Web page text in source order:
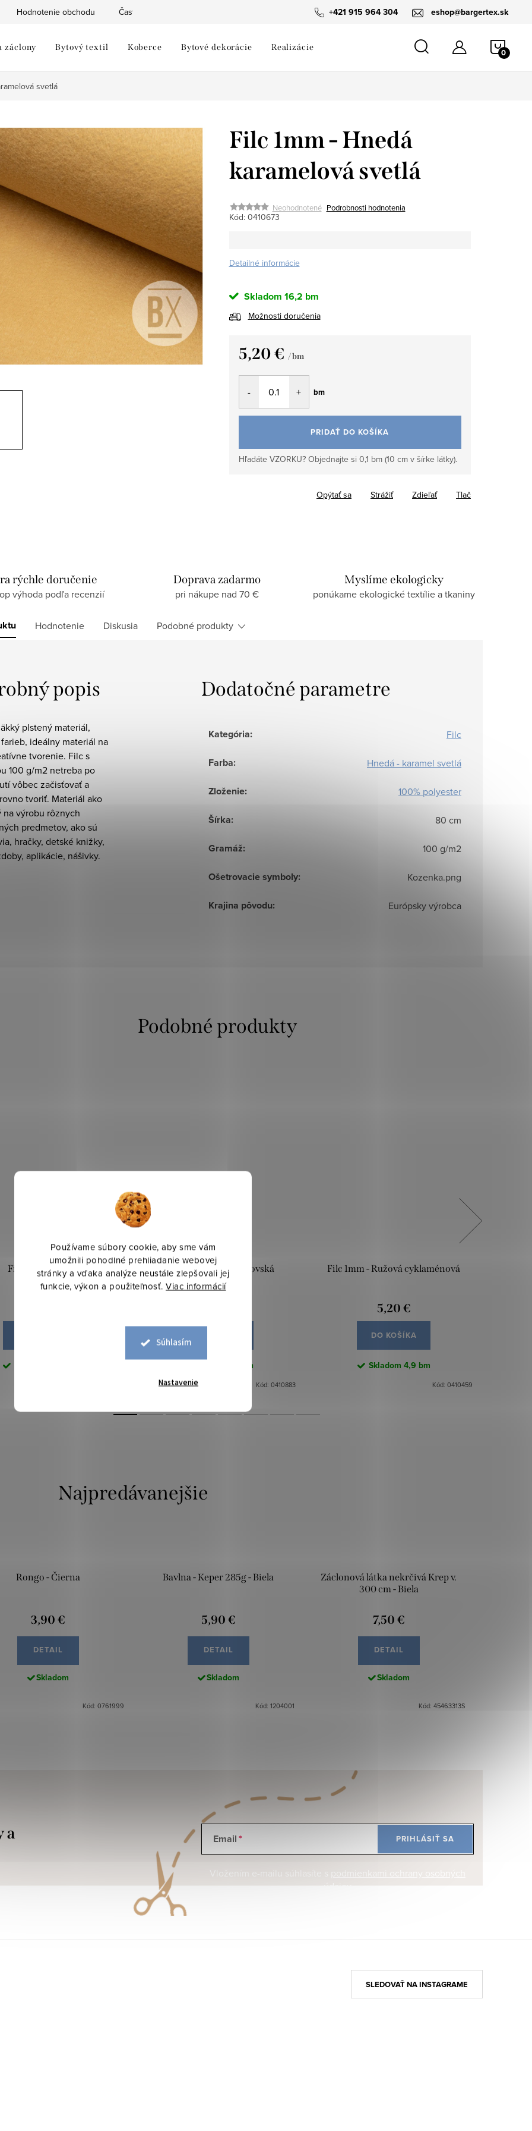
Používame súbory cookie, aby sme vám
umožnili pohodlné prehliadanie webovej
stránky a vďaka analýze neustále zlepšovali jej
funkcie, výkon a použiteľnosť. Viac informácií
Súhlasím
Nastavenie
+421 915 964 304 eshop@bargertex.sk
Hodnotenie obchodu Často kladené otázky
záclony Bytový textil Koberce Bytové dekorácie Realizácie
svetlá
Filc 1mm - Hnedá
karamelová svetlá
Neohodnotené Podrobnosti hodnotenia
Kód: 0410673
Detailné informácie
Skladom 16,2 bm
Možnosti doručenia
5,20 € / bm
Jednotková
bm
PRIDAŤ DO KOŠÍKA
Hľadáte VZORKU? Objednajte si 0,1 bm (10 cm v šírke látky).
Tlač
Opýtať sa Strážiť Zdieľať
rýchle doručenie
výhoda podľa recenzií
Doprava zadarmo
pri nákupe nad 70 €
Myslíme ekologicky
ponúkame ekologické textílie a tkaniny
Hodnotenie Diskusia Podobné produkty
popis
plstený materiál,
ideálny materiál na
tvorenie. Filc s
100 g/m2 netreba po
vôbec začisťovať a
tvoriť. Materiál ako
na výrobu rôznych
predmetov, ako sú
hračky, detské knižky,
aplikácie, nášivky.
Dodatočné parametre
Kategória: Filc
Farba: Hnedá - karamel svetlá
Zloženie: 100% polyester
Šírka: 80 cm
Gramáž: 100 g/m2
Ošetrovacie symboly: Kozenka.png
Krajina pôvodu: Európsky výrobca
Filc 1mm - Biela Filc 1mm - Modrá kráľovská
11,1 bm
Kód: 0410883
Filc 1mm - Ružová cyklaménová
5,20 €
DO KOŠÍKA
Skladom 4,9 bm
Kód: 0410459
Najpredávanejšie
Rongo - Čierna
3,90 €
DETAIL
Skladom
Kód: 0761999
Bavlna - Keper 285g - Biela
5,90 €
DETAIL
Skladom
Kód: 1204001
Záclonová látka nekrčivá Krep v.
300 cm - Biela
7,50 €
DETAIL
Skladom
Kód: 45463313S
a
Email
Vložením e-mailu súhlasíte s
údajov
PRIHLÁSIŤ SA
SLEDOVAŤ NA INSTAGRAME